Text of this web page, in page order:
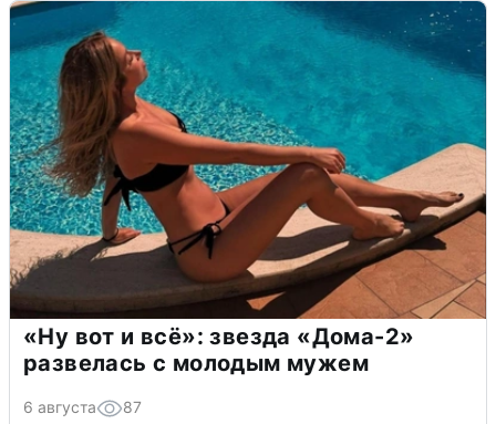
«Ну вот и всё»: звезда «Дома-2»
развелась с молодым мужем
6 августа 87